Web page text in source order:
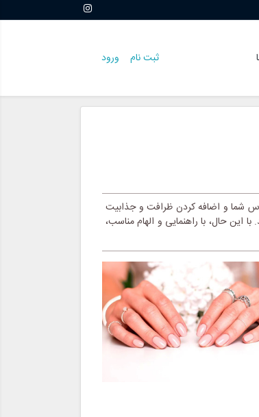
ثبت نام ورود
شما و اضافه کردن ظرافت و جذابیت
این حال، با راهنمایی و الهام مناسب،